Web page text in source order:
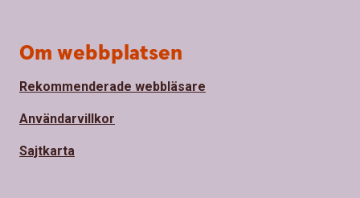
Om webbplatsen
Rekommenderade webbläsare
Användarvillkor
Sajtkarta